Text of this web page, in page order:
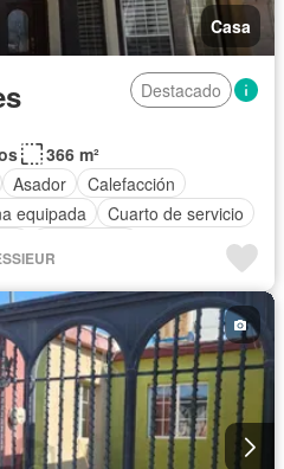
Casa
Destacado
366 m²
Asador
Calefacción
equipada
Cuarto de servicio
niños